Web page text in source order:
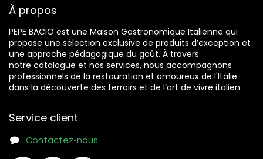
À propos
PEPE BACIO est une Maison Gastronomique Italienne qui
propose une sélection exclusive de produits d’exception et
une approche pédagogique du goût. À travers
notre catalogue et nos services, nous accompagnons
professionnels de la restauration et amoureux de l'Italie
dans la découverte des terroirs et de l’art de vivre italien.
Service client
Contactez-nous